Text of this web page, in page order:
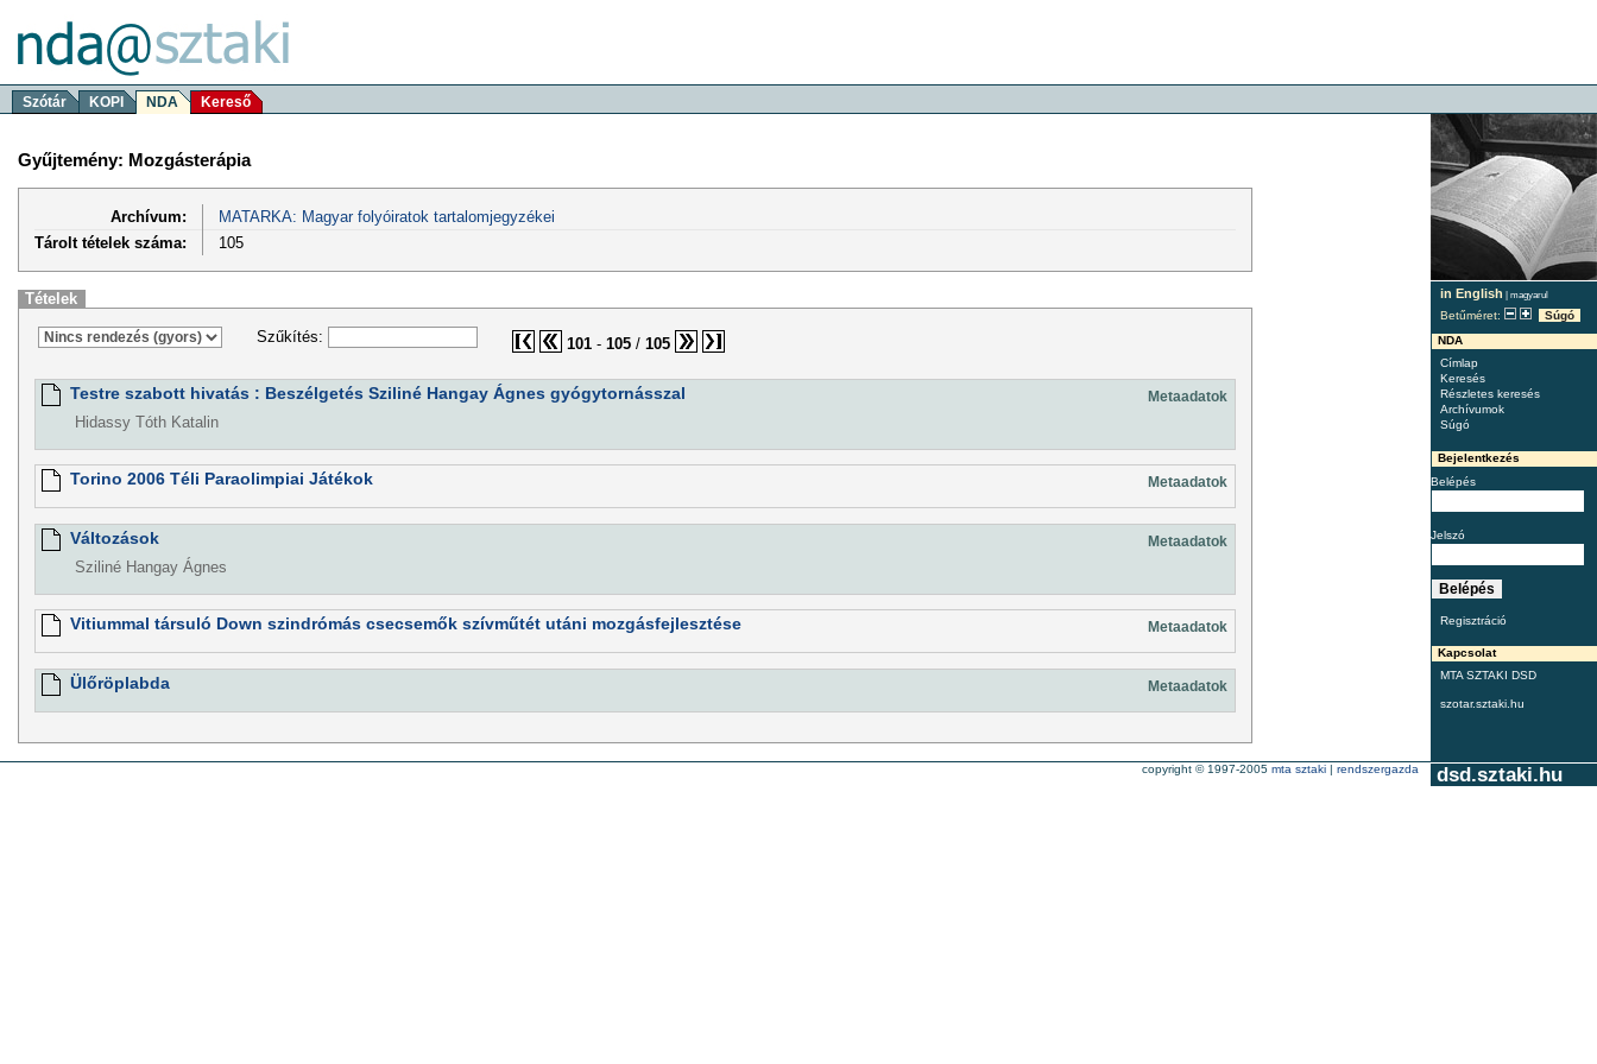
Szótár KOPI NDA Kereső
in English | magyarul
Betűméret:
Súgó
NDA
Címlap
Keresés
Részletes keresés
Archívumok
Súgó
Bejelentkezés
Belépés
Jelszó
Regisztráció
Kapcsolat
MTA SZTAKI DSD
szotar.sztaki.hu
Gyűjtemény: Mozgásterápia
Archívum:
MATARKA: Magyar folyóiratok tartalomjegyzékei
Tárolt tételek száma:
105
Tételek
Szűkítés: 101- 105/ 105
Testre szabott hivatás : Beszélgetés Sziliné Hangay Ágnes gyógytornásszal Metaadatok
Hidassy Tóth Katalin
Torino 2006 Téli Paraolimpiai Játékok Metaadatok
Változások Metaadatok
Sziliné Hangay Ágnes
Vitiummal társuló Down szindrómás csecsemők szívműtét utáni mozgásfejlesztése Metaadatok
Ülőröplabda Metaadatok
dsd.sztaki.hu
copyright © 1997-2005 mta sztaki rendszergazda